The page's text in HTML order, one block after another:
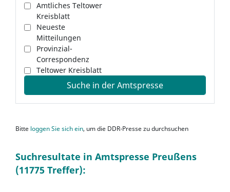
Amtliches Teltower
Kreisblatt
Neueste
Mitteilungen
Provinzial-
Correspondenz
Teltower Kreisblatt
Suche in der Amtspresse
Bitte loggen Sie sich ein, um die DDR-Presse zu durchsuchen
Suchresultate in Amtspresse Preußens
(11775 Treffer):